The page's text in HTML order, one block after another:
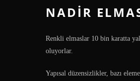
NADIR
Renkli elmaslar 10 bin karatta
oluyorlar.
Yapısal düzensizlikler, bazı